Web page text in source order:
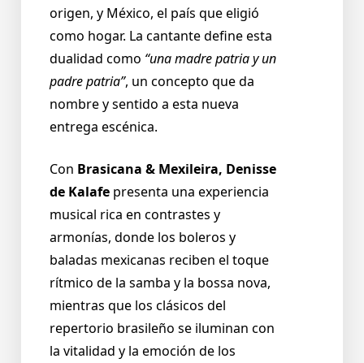
origen, y México, el país que eligió
como hogar. La cantante define esta
dualidad como “una madre patria y un
padre patria”, un concepto que da
nombre y sentido a esta nueva
entrega escénica.
Con Brasicana & Mexileira, Denisse
de Kalafe presenta una experiencia
musical rica en contrastes y
armonías, donde los boleros y
baladas mexicanas reciben el toque
rítmico de la samba y la bossa nova,
mientras que los clásicos del
repertorio brasileño se iluminan con
la vitalidad y la emoción de los